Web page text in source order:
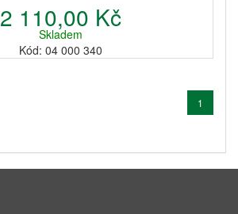
2 110,00 Kč
Skladem
Kód: 04 000 340
1